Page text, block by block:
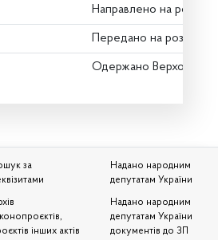
Направлено на
Передано на розгляд
Одержано Верховною
за
інших актів
Надано народним
депутатам України
Надано народним
депутатам України
документів до ЗП